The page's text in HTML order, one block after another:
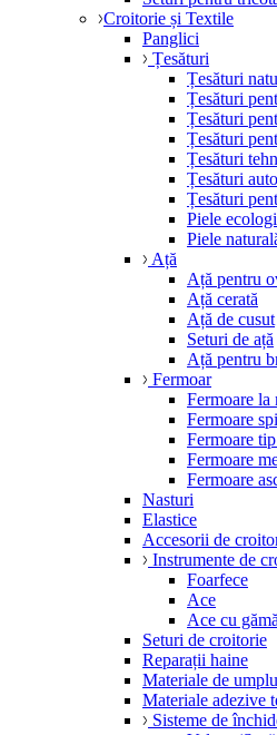
Croitorie și Textile
Panglici
Țesături
Țesături
Țesături
Țesături
Țesături
Țesături
Țesături auto
Țesături
Piele
Piele
Ață
Ață pentru
Ață cerată
Ață de cusut
Seturi de ață
Ață pentru
Fermoar
Fermoare la
Fermoare
Fermoare
Fermoare
Fermoare
Nasturi
Elastice
Accesorii de
Instrumente de
Foarfece
Ace
Ace cu
Seturi de croitorie
Reparații haine
Materiale de
Materiale adezive
Sisteme de